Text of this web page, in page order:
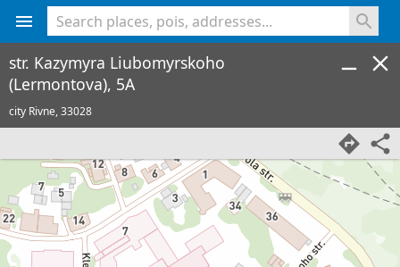
str. Kazymyra Liubomyrskoho
(Lermontova), 5A
city Rivne,33028
<% console.log(hcard) %>